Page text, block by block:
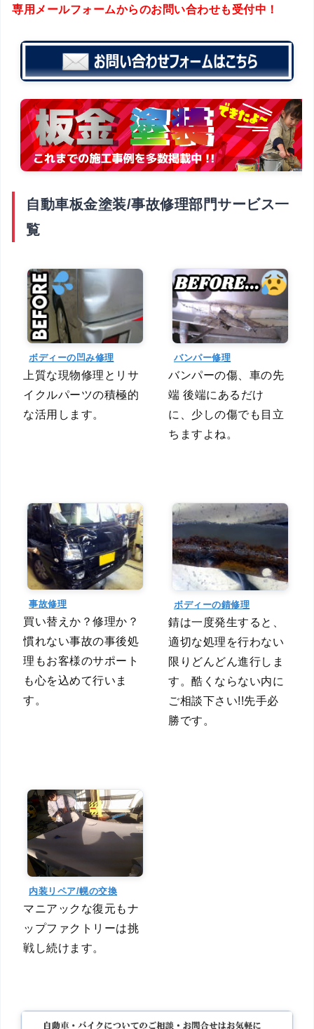
専用メールフォームからのお問い合わせも受付中！
自動車板金塗装/事故修理部門サービス一
覧
ボディーの凹み修理
上質な現物修理とリサ
イクルパーツの積極的
な活用します。
バンパー修理
バンパーの傷、車の先
端 後端にあるだけ
に、少しの傷でも目立
ちますよね。
事故修理
買い替えか？修理か？
慣れない事故の事後処
理もお客様のサポート
も心を込めて行いま
す。
ボディーの錆修理
錆は一度発生すると、
適切な処理を行わない
限りどんどん進行しま
す。酷くならない内に
ご相談下さい!!先手必
勝です。
内装リペア/幌の交換
マニアックな復元もナ
ップファクトリーは挑
戦し続けます。